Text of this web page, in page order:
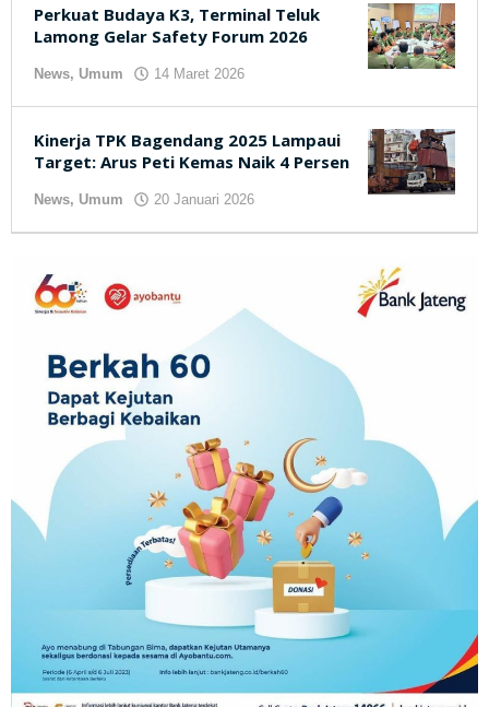
Perkuat Budaya K3, Terminal Teluk
Lamong Gelar Safety Forum 2026
News, Umum 14 Maret 2026
Kinerja TPK Bagendang 2025 Lampaui
Target: Arus Peti Kemas Naik 4 Persen
News, Umum 20 Januari 2026